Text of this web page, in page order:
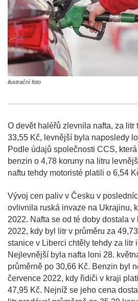
ilustrační foto
O devět haléřů zlevnila nafta, za
33,55 Kč, levnější byla naposledy
Podle údajů společnosti CCS,
benzin o 4,78 koruny na litru
naftu tehdy motoristé platili o 6,54
Vývoj cen paliv v Česku v
ovlivnila ruská invaze na Ukrajinu,
2022. Nafta se od té doby dostala
2022, kdy byl litr v průměru za
stanice v Liberci chtěly tehdy za litr
Nejlevnější byla nafta loni 28.
průměrně po 30,66 Kč. Benzin byl
července 2022, kdy řidiči v kraji
47,95 Kč. Nejníž se jeho cena